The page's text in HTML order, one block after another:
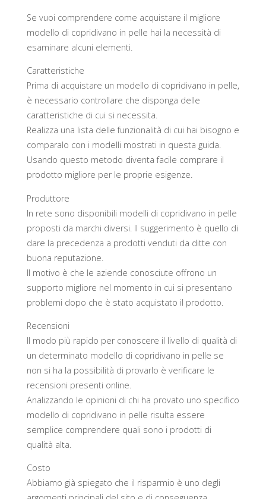
Se vuoi comprendere come acquistare il migliore
modello di copridivano in pelle hai la necessità di
esaminare alcuni elementi.
Caratteristiche
Prima di acquistare un modello di copridivano in pelle,
è necessario controllare che disponga delle
caratteristiche di cui si necessita.
Realizza una lista delle funzionalità di cui hai bisogno e
comparalo con i modelli mostrati in questa guida.
Usando questo metodo diventa facile comprare il
prodotto migliore per le proprie esigenze.
Produttore
In rete sono disponibili modelli di copridivano in pelle
proposti da marchi diversi. Il suggerimento è quello di
dare la precedenza a prodotti venduti da ditte con
buona reputazione.
Il motivo è che le aziende conosciute offrono un
supporto migliore nel momento in cui si presentano
problemi dopo che è stato acquistato il prodotto.
Recensioni
Il modo più rapido per conoscere il livello di qualità di
un determinato modello di copridivano in pelle se
non si ha la possibilità di provarlo è verificare le
recensioni presenti online.
Analizzando le opinioni di chi ha provato uno specifico
modello di copridivano in pelle risulta essere
semplice comprendere quali sono i prodotti di
qualità alta.
Costo
Abbiamo già spiegato che il risparmio è uno degli